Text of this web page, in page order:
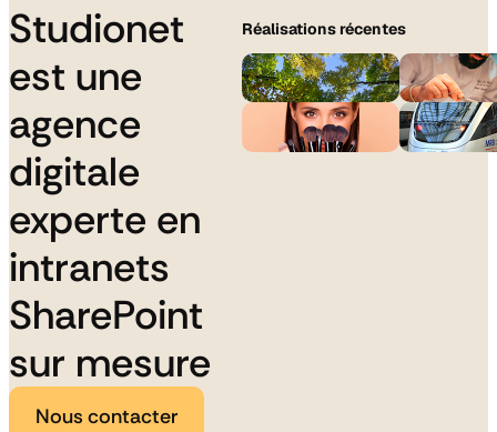
Studionet
est une
agence
digitale
experte en
intranets
SharePoint
sur mesure
Nous contacter
Réalisations récentes